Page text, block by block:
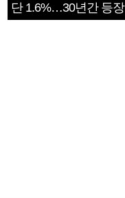
단 1.6%…30년간 등장
1182개팀 전수조사